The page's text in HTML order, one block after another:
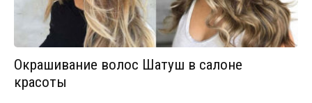
Окрашивание волос Шатуш в салоне
красоты